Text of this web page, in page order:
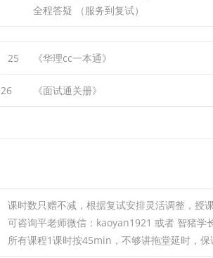
全程答疑 （服务到复试）
25 《华理cc一本通》
26 《面试通关册》
课时数只赠不减，根据复试安排灵活调整，授
可咨询平老师微信：kaoyan1921 或者 智猪学
所有课程1课时按45min，不够讲拖堂延时，